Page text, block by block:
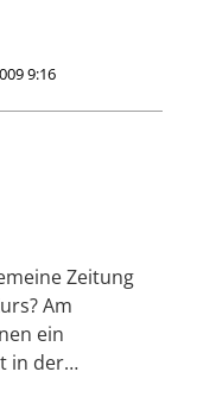
9:16
Zeitung
Am
ein
in der…